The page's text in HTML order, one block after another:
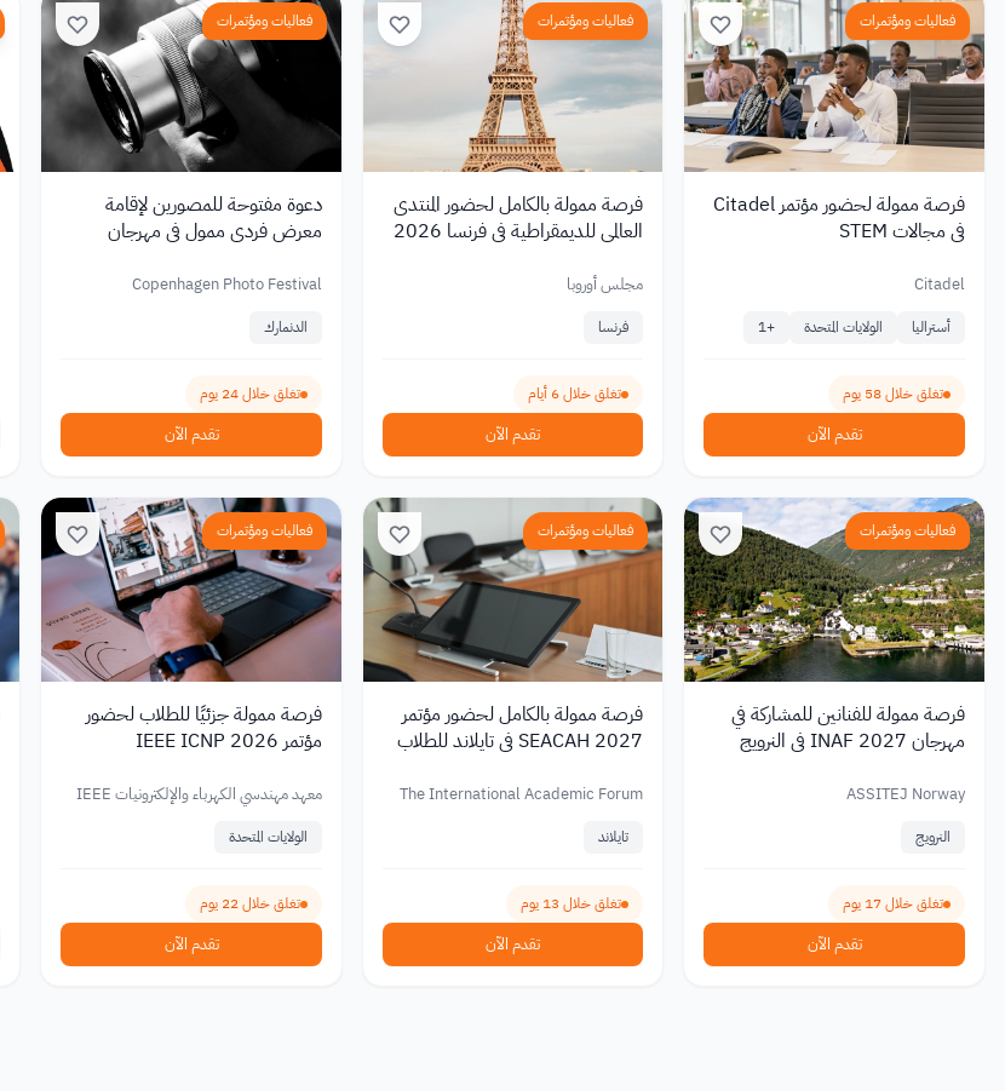
فعاليات ومؤتمرات
فرصة ممولة لحضور مؤتمر Citadel
في مجالات STEM
Citadel
أستراليا الولايات المتحدة +
1
تغلق خلال 58 يوم
تقدم الآن
فعاليات ومؤتمرات
فرصة ممولة بالكامل لحضور المنتدى
العالمي للديمقراطية في فرنسا 2026
مجلس أوروبا
فرنسا
تغلق خلال 6 أيام
تقدم الآن
فعاليات ومؤتمرات
دعوة مفتوحة للمصورين لإقامة
معرض فردي ممول في مهرجان
Copenhagen Photo Festival
الدنمارك
تغلق خلال 24 يوم
تقدم الآن
فعاليات ومؤتمرات
فرصة ممولة للفنانين للمشاركة في
مهرجان INAF 2027 في النرويج
ASSITEJ Norway
النرويج
تغلق خلال 17 يوم
تقدم الآن
فعاليات ومؤتمرات
فرصة ممولة بالكامل لحضور مؤتمر
SEACAH 2027 في تايلاند للطلاب
The International Academic Forum
تايلاند
تغلق خلال 13 يوم
تقدم الآن
فعاليات ومؤتمرات
فرصة ممولة جزئيًا للطلاب لحضور
مؤتمر IEEE ICNP 2026
معهد مهندسي الكهرباء والإلكترونيات IEEE
الولايات المتحدة
تغلق خلال 22 يوم
تقدم الآن